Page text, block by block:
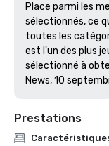
Place parmi les
sélectionnés, ce
toutes les
est l'un des plus
sélectionné à
News, 10
Prestations